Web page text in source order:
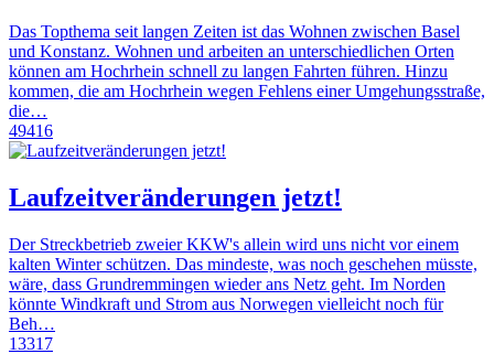
Das Topthema seit langen Zeiten ist das Wohnen zwischen Basel
und Konstanz. Wohnen und arbeiten an unterschiedlichen Orten
können am Hochrhein schnell zu langen Fahrten führen. Hinzu
kommen, die am Hochrhein wegen Fehlens einer Umgehungsstraße,
die…
49416
Laufzeitveränderungen jetzt!
Der Streckbetrieb zweier KKW's allein wird uns nicht vor einem
kalten Winter schützen. Das mindeste, was noch geschehen müsste,
wäre, dass Grundremmingen wieder ans Netz geht. Im Norden
könnte Windkraft und Strom aus Norwegen vielleicht noch für
Beh…
13317